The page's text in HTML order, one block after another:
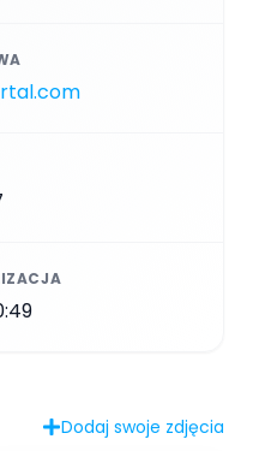
Dodaj swoje zdjęcia